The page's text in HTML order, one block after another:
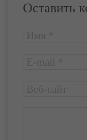
Оставить